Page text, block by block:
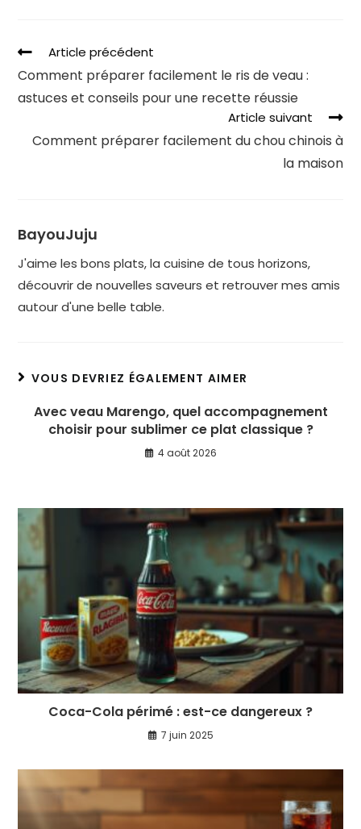
Article précédent
Comment préparer facilement le ris de veau :
astuces et conseils pour une recette réussie
Article suivant
Comment préparer facilement du chou chinois à
la maison
BayouJuju
J'aime les bons plats, la cuisine de tous horizons,
découvrir de nouvelles saveurs et retrouver mes amis
autour d'une belle table.
VOUS DEVRIEZ ÉGALEMENT AIMER
Avec veau Marengo, quel accompagnement
choisir pour sublimer ce plat classique ?
4 août 2026
Coca-Cola périmé : est-ce dangereux ?
7 juin 2025